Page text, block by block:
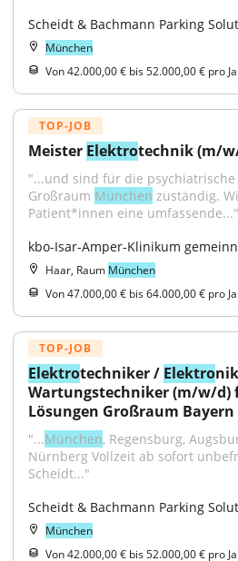
Scheidt & Bachmann Parking
München
Von 42.000,00 € bis 52.000,00 € pro
TOP-JOB
Meister Elektrotechnik (m/
"...und sind für die
Großraum München zuständig.
Patient*innen eine umfassende..."
kbo-Isar-Amper-Klinikum
Haar, Raum München
Von 47.000,00 € bis 64.000,00 € pro
TOP-JOB
Elektrotechniker / Elektro
Wartungstechniker (m/w/d)
Lösungen Großraum Bayern
"...München, Regensburg,
Nürnberg Vollzeit ab sofort
Scheidt..."
Scheidt & Bachmann Parking
München
Von 42.000,00 € bis 52.000,00 € pro